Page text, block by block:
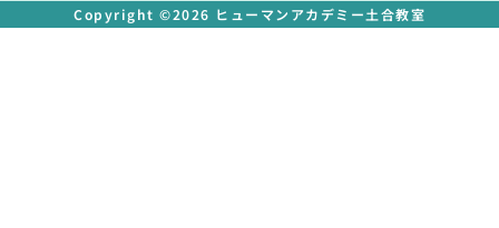
Copyright ©2026 ヒューマンアカデミー土合教室